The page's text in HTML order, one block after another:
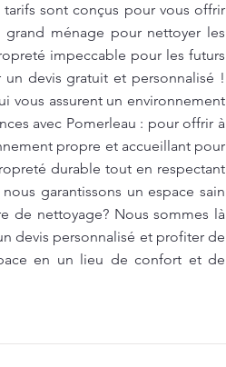
sont conçus pour vous offrir
ménage pour nettoyer les
impeccable pour les futurs
devis gratuit et personnalisé !
vous assurent un environnement
avec Pomerleau : pour offrir à
propre et accueillant pour
durable tout en respectant
garantissons un espace sain
de nettoyage? Nous sommes là
devis personnalisé et profiter de
en un lieu de confort et de